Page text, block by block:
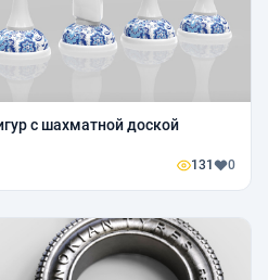
с шахматной доской
131 0